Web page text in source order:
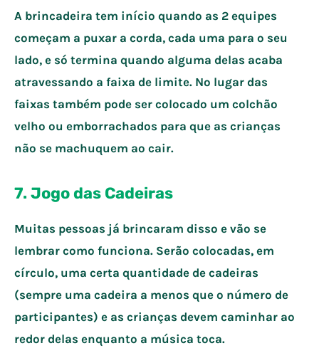
A brincadeira tem início quando as 2 equipes
começam a puxar a corda, cada uma para o seu
lado, e só termina quando alguma delas acaba
atravessando a faixa de limite. No lugar das
faixas também pode ser colocado um colchão
velho ou emborrachados para que as crianças
não se machuquem ao cair.
7. Jogo das Cadeiras
Muitas pessoas já brincaram disso e vão se
lembrar como funciona. Serão colocadas, em
círculo, uma certa quantidade de cadeiras
(sempre uma cadeira a menos que o número de
participantes) e as crianças devem caminhar ao
redor delas enquanto a música toca.